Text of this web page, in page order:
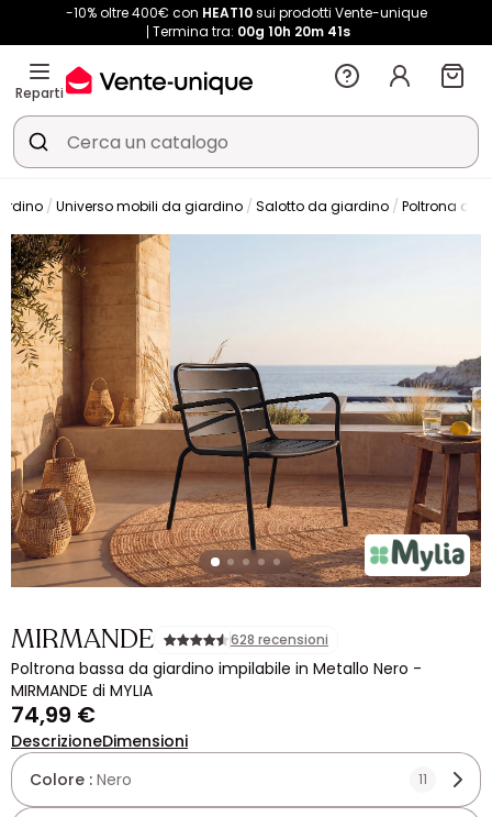
-10% oltre 400€ con HEAT10sui prodotti Vente-unique
Termina tra: 00g 10h 20m 40s
Reparti
Universo mobili da giardino Salotto da giardino Poltrona da
MIRMANDE 628 recensioni
Poltrona bassa da giardino impilabile in Metallo Nero -
MIRMANDE di MYLIA
74,99 €
DescrizioneDimensioni
Colore : Nero 11